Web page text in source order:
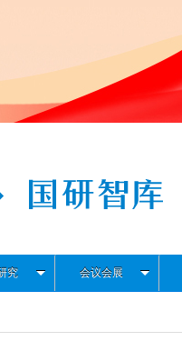
究 会议会展